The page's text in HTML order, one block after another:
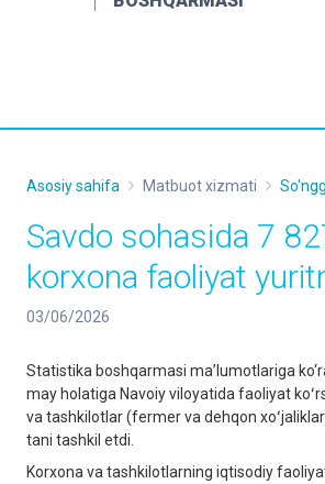
MUROJAATLAR
Asosiy sahifa Matbuot xizmati
Savdo sohasida 7
korxona faoliyat
03/06/2026
Statistika boshqarmasi ma’lumotlariga
may holatiga Navoiy viloyatida faoliyat
va tashkilotlar (fermer va dehqon
tani tashkil etdi.
Korxona va tashkilotlarning iqtisodiy